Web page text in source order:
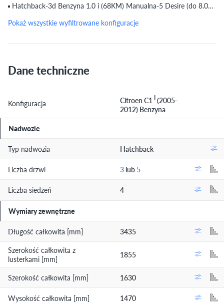
Hatchback-3d Benzyna 1.0 i (68KM) Manualna-5 Desire (do 8.02.2012)
Pokaż wszystkie wyfiltrowane konfiguracje
Dane techniczne
Konfiguracja Citroen C1 I(2005-
2012) Benzyna
Nadwozie
Typ nadwozia Hatchback
Liczba drzwi 3 lub 5
Liczba siedzeń 4
Wymiary zewnętrzne
Długość całkowita [mm]
3435
Szerokość całkowita z
lusterkami [mm]
1855
Szerokość całkowita [mm] 1630
Wysokość całkowita [mm] 1470